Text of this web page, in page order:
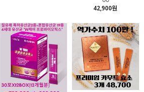
42,900원